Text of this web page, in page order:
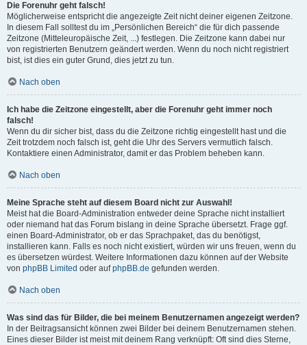
Die Forenuhr geht falsch!
Möglicherweise entspricht die angezeigte Zeit nicht deiner eigenen Zeitzone.
In diesem Fall solltest du im „Persönlichen Bereich“ die für dich passende
Zeitzone (Mitteleuropäische Zeit, ...) festlegen. Die Zeitzone kann dabei nur
von registrierten Benutzern geändert werden. Wenn du noch nicht registriert
bist, ist dies ein guter Grund, dies jetzt zu tun.
Nach oben
Ich habe die Zeitzone eingestellt, aber die Forenuhr geht immer noch
falsch!
Wenn du dir sicher bist, dass du die Zeitzone richtig eingestellt hast und die
Zeit trotzdem noch falsch ist, geht die Uhr des Servers vermutlich falsch.
Kontaktiere einen Administrator, damit er das Problem beheben kann.
Nach oben
Meine Sprache steht auf diesem Board nicht zur Auswahl!
Meist hat die Board-Administration entweder deine Sprache nicht installiert
oder niemand hat das Forum bislang in deine Sprache übersetzt. Frage ggf.
einen Board-Administrator, ob er das Sprachpaket, das du benötigst,
installieren kann. Falls es noch nicht existiert, würden wir uns freuen, wenn du
es übersetzen würdest. Weitere Informationen dazu können auf der Website
von phpBB Limited oder aufphpBB.de gefunden werden.
Nach oben
Was sind das für Bilder, die bei meinem Benutzernamen angezeigt werden?
In der Beitragsansicht können zwei Bilder bei deinem Benutzernamen stehen.
Eines dieser Bilder ist meist mit deinem Rang verknüpft: Oft sind dies Sterne,